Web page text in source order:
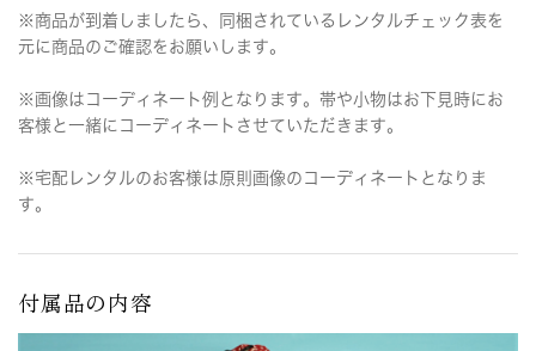
※商品が到着しましたら、同梱されているレンタルチェック表を
元に商品のご確認をお願いします。
※画像はコーディネート例となります。帯や小物はお下見時にお
客様と一緒にコーディネートさせていただきます。
※宅配レンタルのお客様は原則画像のコーディネートとなりま
す。
付属品の内容